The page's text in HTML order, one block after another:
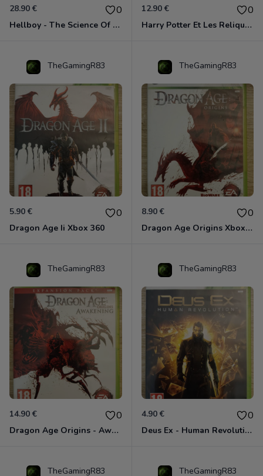
28.90 € 0
Hellboy - The Science Of Evil Xbox 360
12.90 € 0
Harry Potter Et Les Reliques De La Mort - 1ère Partie Xbox 360
TheGamingR83
5.90 € 0
Dragon Age Ii Xbox 360
TheGamingR83
8.90 € 0
Dragon Age Origins Xbox 360
TheGamingR83
14.90 € 0
Dragon Age Origins - Awakening Xbox 360
TheGamingR83
4.90 € 0
Deus Ex - Human Revolution Xbox 360
TheGamingR83 TheGamingR83